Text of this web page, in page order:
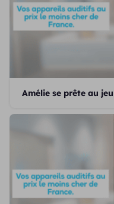
Amélie se prête au